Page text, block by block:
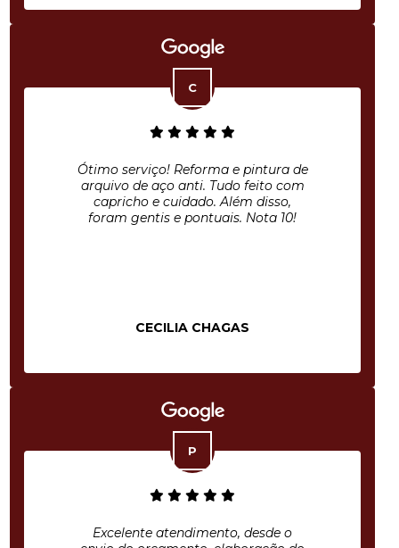
Ótimo serviço! Reforma e pintura de
arquivo de aço anti. Tudo feito com
capricho e cuidado. Além disso,
foram gentis e pontuais. Nota 10!
CECILIA CHAGAS
Excelente atendimento, desde o